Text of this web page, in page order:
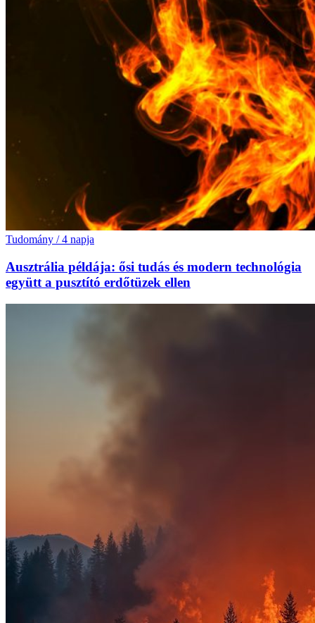
Tudomány / 4 napja
Ausztrália példája: ősi tudás és modern technológia
együtt a pusztító erdőtüzek ellen